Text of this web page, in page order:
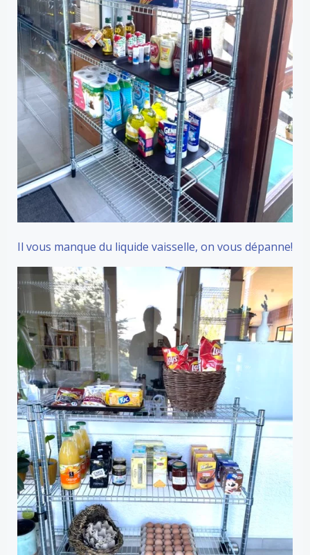
Il vous manque du liquide vaisselle, on vous dépanne!